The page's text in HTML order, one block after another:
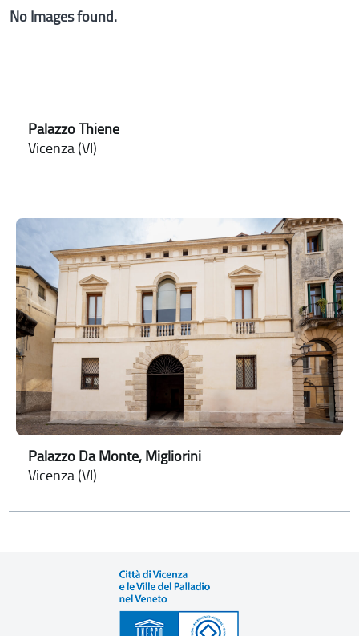
No Images found.
Palazzo Thiene
Vicenza (VI)
Palazzo Da Monte, Migliorini
Vicenza (VI)